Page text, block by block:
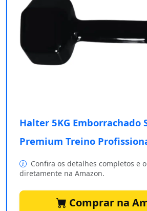
Halter 5KG Emborrachado
Premium Treino
Confira os detalhes completos e
diretamente na Amazon.
Comprar na